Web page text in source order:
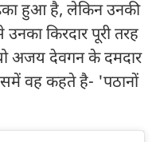
हुआ है, लेकिन उनकी
किरदार पूरी तरह
अजय देवगन के दमदार
वह कहते है- 'पठानों